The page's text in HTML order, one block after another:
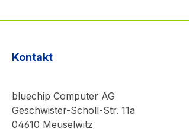
Kontakt
bluechip Computer AG
Geschwister-Scholl-Str. 11a
04610 Meuselwitz